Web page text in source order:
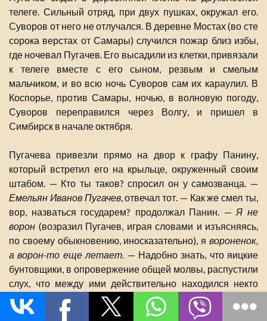
телеге. Сильный отряд, при двух пушках, окружал его.
Суворов от него не отлучался. В деревне Мостах (во сте
сорока верстах от Самары) случился пожар близ избы,
где ночевал Пугачев. Его высадили из клетки, привязали
к телеге вместе с его сыном, резвым и смелым
мальчиком, и во всю ночь Суворов сам их караулил. В
Коспорье, против Самары, ночью, в волновую погоду,
Суворов переправился через Волгу, и пришел в
Симбирск в начале октября.
Пугачева привезли прямо на двор к графу Панину,
который встретил его на крыльце, окруженный своим
штабом. — Кто ты таков? спросил он у самозванца. —
Емельян Иванов Пугачев, отвечал тот. — Как же смел ты,
вор, назваться государем? продолжал Панин. —Я не
ворон (возразил Пугачев, играя словами и изъясняясь,
по своему обыкновению, иносказательно), я вороненок,
а ворон-то еще летает. — Надобно знать, что яицкие
бунтовщики, в опровержение общей молвы, распустили
слух, что между ими действительно находился некто
Пугачев, но что он с государем Петром III, ими
предводительствующим, ничего общего не имеет.